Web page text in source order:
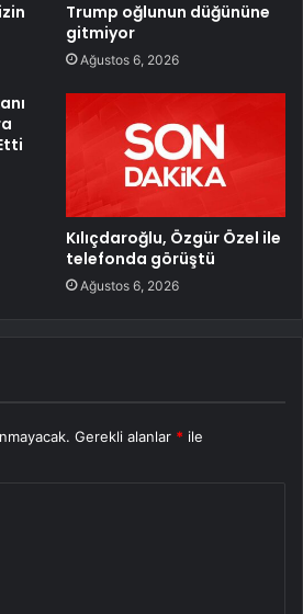
Trump oğlunun düğününe
gitmiyor
Ağustos 6, 2026
Kılıçdaroğlu, Özgür Özel ile
telefonda görüştü
Ağustos 6, 2026
Gerekli alanlar * ile